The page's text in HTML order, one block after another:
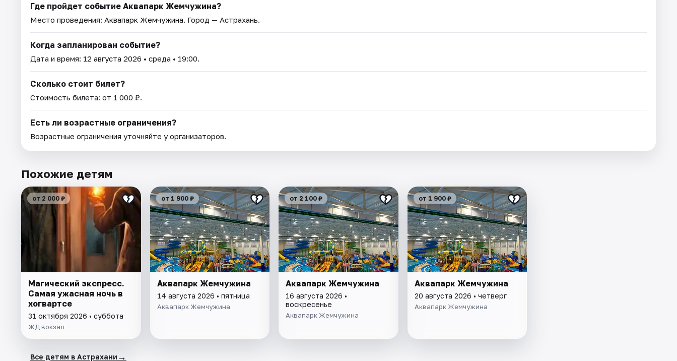
Где пройдет событие Аквапарк Жемчужина?
Место проведения: Аквапарк Жемчужина. Город — Астрахань.
Когда запланирован событие?
Дата и время: 12 августа 2026 • среда • 19:00.
Сколько стоит билет?
Стоимость билета: от 1 000 ₽.
Есть ли возрастные ограничения?
Возрастные ограничения уточняйте у организаторов.
Похожие детям
от 2 000 ₽
Магический экспресс.
Самая ужасная ночь в
хогвартсе
31 октября 2026 • суббота
ЖД вокзал
от 1 900 ₽
Аквапарк Жемчужина
14 августа 2026 • пятница
Аквапарк Жемчужина
от 2 100 ₽
Аквапарк Жемчужина
16 августа 2026 •
воскресенье
Аквапарк Жемчужина
от 1 900 ₽
Аквапарк Жемчужина
20 августа 2026 • четверг
Аквапарк Жемчужина
Все детям в Астрахани →